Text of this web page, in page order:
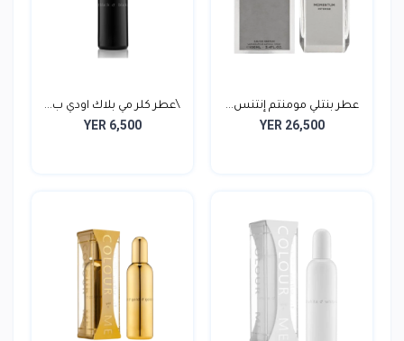
عطر بنتلي مومنتم إنتنس...
YER 26,500
\عطر كلر مي بلاك اودي ب...
YER 6,500